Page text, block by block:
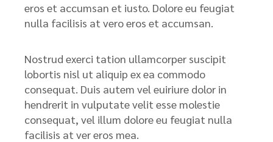
eros et accumsan et iusto. Dolore eu feugiat
nulla facilisis at vero eros et accumsan.
Nostrud exerci tation ullamcorper suscipit
lobortis nisl ut aliquip ex ea commodo
consequat. Duis autem vel euiriure dolor in
hendrerit in vulputate velit esse molestie
consequat, vel illum dolore eu feugiat nulla
facilisis at ver eros mea.